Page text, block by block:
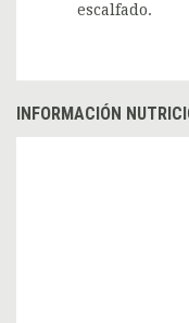
escalfado.
INFORMACIÓN